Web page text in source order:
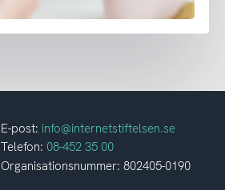
E-post: info@internetstiftelsen.se
Telefon: 08-452 35 00
Organisationsnummer: 802405-0190